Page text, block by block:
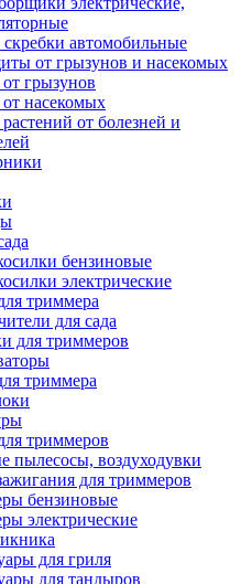
автомобильные
от грызунов и насекомых
грызунов
насекомых
от болезней и
бензиновые
электрические
триммера
для сада
для триммеров
триммера
триммеров
пылесосы, воздуходувки
для триммеров
бензиновые
электрические
для гриля
для тандыров